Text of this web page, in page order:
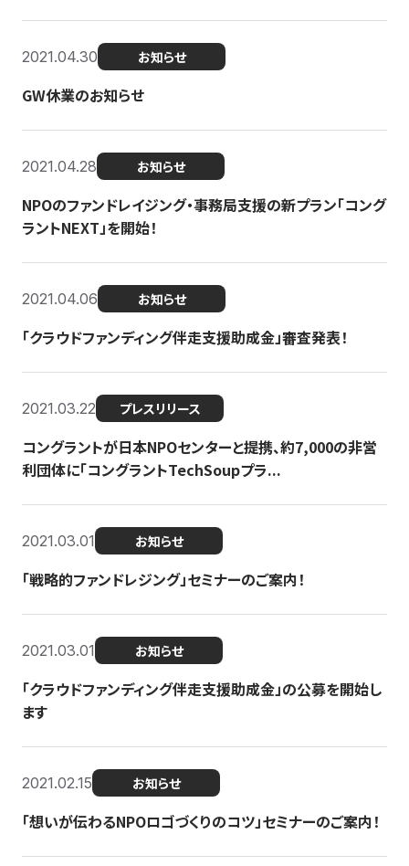
2021.04.30 お知らせ
GW休業のお知らせ
2021.04.28 お知らせ
NPOのファンドレイジング・事務局支援の新プラン「コング
ラントNEXT」を開始！
2021.04.06 お知らせ
「クラウドファンディング伴走支援助成金」審査発表！
2021.03.22 プレスリリース
コングラントが日本NPOセンターと提携、約7,000の非営
利団体に「コングラントTechSoupプラ...
2021.03.01 お知らせ
「戦略的ファンドレジング」セミナーのご案内！
2021.03.01 お知らせ
「クラウドファンディング伴走支援助成金」の公募を開始し
ます
2021.02.15 お知らせ
「想いが伝わるNPOロゴづくりのコツ」セミナーのご案内！